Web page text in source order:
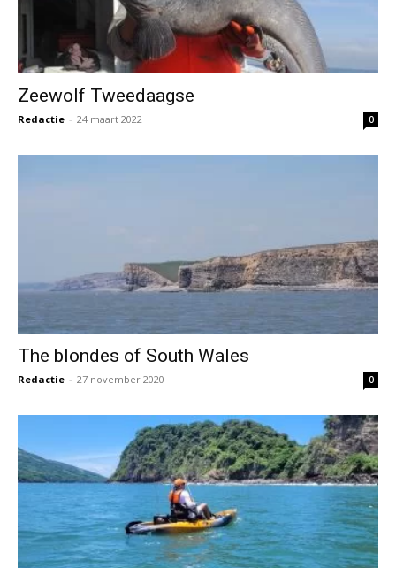
Zeewolf Tweedaagse
Redactie - 24 maart 2022 0
The blondes of South Wales
Redactie - 27 november 2020 0